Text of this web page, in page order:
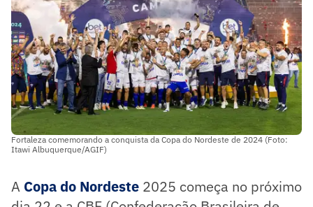
Fortaleza comemorando a conquista da Copa do Nordeste de 2024 (Foto:
Itawi Albuquerque/AGIF)
A Copa do Nordeste 2025 começa no próximo